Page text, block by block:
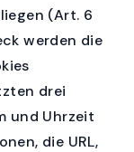
(Art. 6
werden die
drei
und Uhrzeit
die URL,